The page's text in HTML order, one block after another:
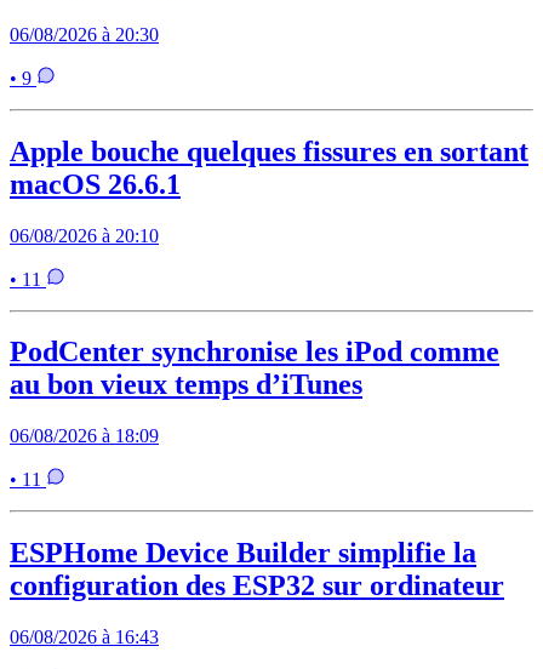
06/08/2026 à 20:30
• 9
Apple bouche quelques fissures en sortant
macOS 26.6.1
06/08/2026 à 20:10
• 11
PodCenter synchronise les iPod comme
au bon vieux temps d’iTunes
06/08/2026 à 18:09
• 11
ESPHome Device Builder simplifie la
configuration des ESP32 sur ordinateur
06/08/2026 à 16:43